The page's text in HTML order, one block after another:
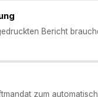
Bericht
zum